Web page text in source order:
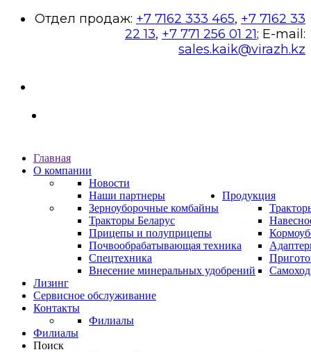
Отдел продаж: +7 7162 333 465, +7 7162 33
22 13, +7 771 256 01 21; E-mail:
sales.kaik@virazh.kz
Главная
О компании
Новости
Наши партнеры
Продукция
Зерноуборочные комбайны
Тракторы Беларус
Прицепы и полуприцепы
Почвообрабатывающая техника
Спецтехника
Внесение минеральных удобрений
Лизинг
Сервисное обслуживание
Контакты
Филиалы
Филиалы
Поиск